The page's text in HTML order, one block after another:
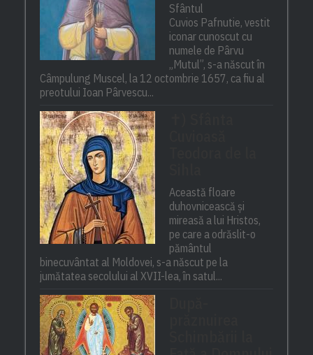
Sfântul
Cuvios Pafnutie, vestit
iconar cunoscut cu
numele de Pârvu
„Mutul”, s-a născut în
Câmpulung Muscel, la 12 octombrie 1657, ca fiu al
preotului Ioan Pârvescu...
Această floare
duhovnicească și
mireasă a lui Hristos,
pe care a odrăslit-o
pământul
binecuvântat al Moldovei, s-a născut pe la
jumătatea secolului al XVII-lea, în satul...